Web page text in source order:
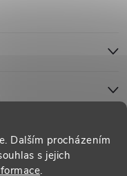
Dalším procházením
s jejich
.